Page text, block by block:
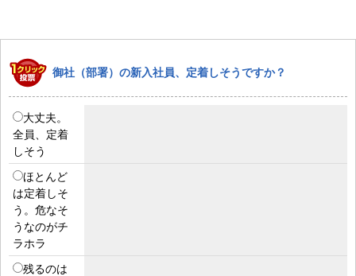
御社（部署）の新入社員、定着しそうですか？
大丈夫。
全員、定着
しそう
ほとんど
は定着しそ
う。危なそ
うなのがチ
ラホラ
残るのは